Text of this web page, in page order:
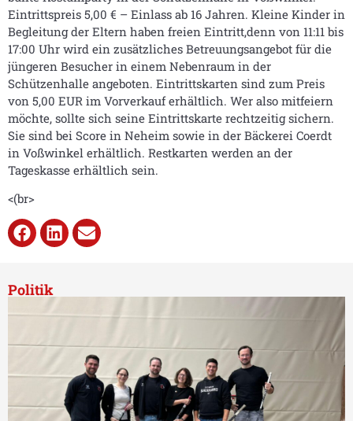
Eintrittspreis 5,00 € – Einlass ab 16 Jahren. Kleine Kinder in
Begleitung der Eltern haben freien Eintritt,denn von 11:11 bis
17:00 Uhr wird ein zusätzliches Betreuungsangebot für die
jüngeren Besucher in einem Nebenraum in der
Schützenhalle angeboten. Eintrittskarten sind zum Preis
von 5,00 EUR im Vorverkauf erhältlich. Wer also mitfeiern
möchte, sollte sich seine Eintrittskarte rechtzeitig sichern.
Sie sind bei Score in Neheim sowie in der Bäckerei Coerdt
in Voßwinkel erhältlich. Restkarten werden an der
Tageskasse erhältlich sein.
<(br>
Politik